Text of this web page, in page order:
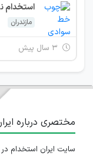
استخدام
مازندران
مختصری درباره